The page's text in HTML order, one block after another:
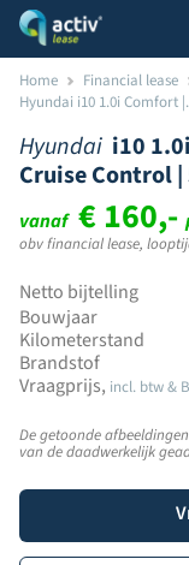
Home Financial lease
Hyundai i10 1.0i Comfort
Hyundai i10
Cruise Control |
vanaf € 160,-
obv financial lease,
Netto bijtelling
Bouwjaar
Kilometerstand
Brandstof
Vraagprijs, incl. btw &
De getoonde
van de daadwerkelijk